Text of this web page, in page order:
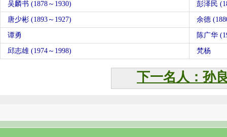
吴麟书 (1878～1930) 彭泽民
唐少彬 (1893～1927) 余德
谭勇 陈广华
邱志雄 (1974～1998) 梵杨
下一名人：孙